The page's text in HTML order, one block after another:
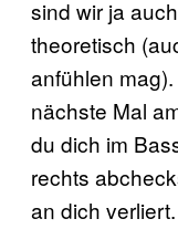
sind wir ja
theoretisch
anfühlen
nächste Mal
du dich im
rechts
an dich verliert.